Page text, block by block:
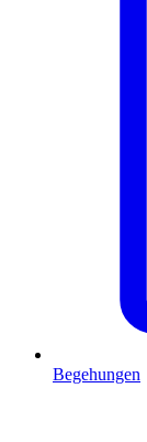
Begehungen